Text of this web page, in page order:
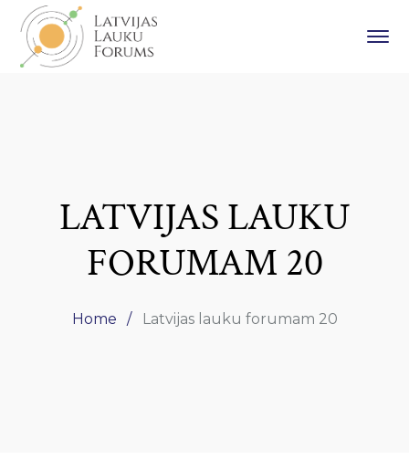
LATVIJAS LAUKU
FORUMAM 20
Home Latvijas lauku forumam 20